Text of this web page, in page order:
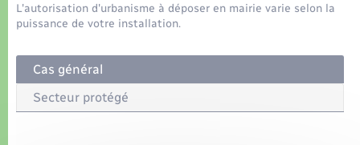
L'autorisation d'urbanisme à déposer en mairie varie selon la
puissance de votre installation.
Cas général
Secteur protégé